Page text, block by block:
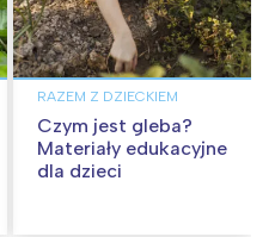
RAZEM Z DZIECKIEM
Czym jest gleba?
Materiały edukacyjne
dla dzieci